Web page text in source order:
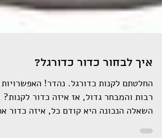
איך לבחור כדור כדורגל?
החלטתם לקנות כדורגל. נהדר! האפשרויות
רבות והמבחר גדול, אז איזה כדור לקנות?
השאלה הנכונה היא קודם כל, איזה כדור